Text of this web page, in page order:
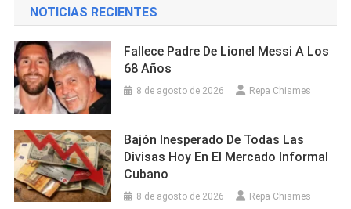
NOTICIAS RECIENTES
Fallece Padre De Lionel Messi A Los
68 Años
8 de agosto de 2026 Repa Chismes
Bajón Inesperado De Todas Las
Divisas Hoy En El Mercado Informal
Cubano
8 de agosto de 2026 Repa Chismes